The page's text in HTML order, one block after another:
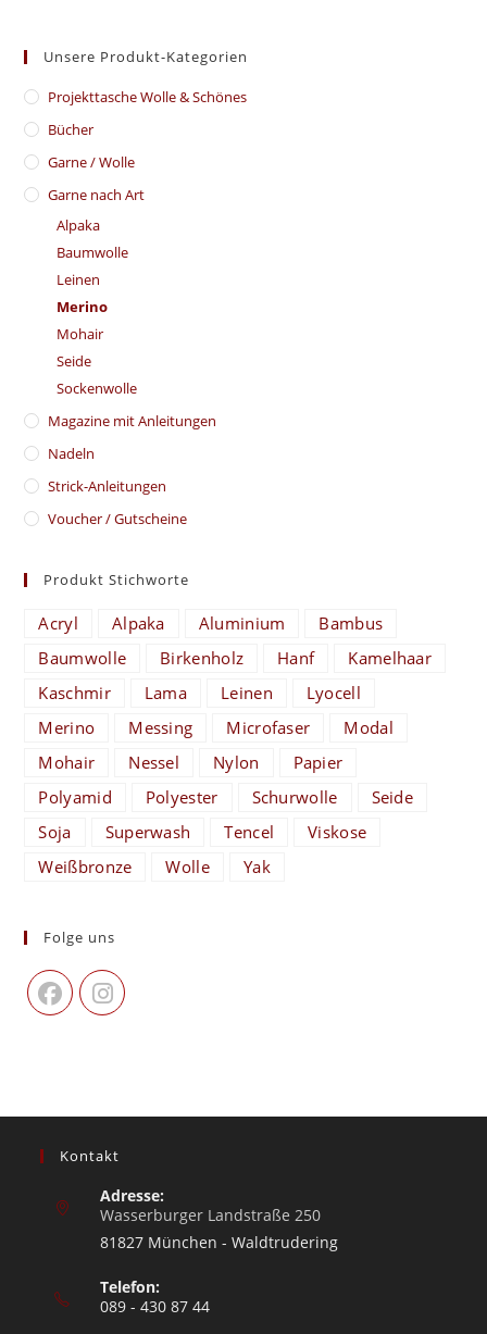
Unsere Produkt-Kategorien
​Projekttasche Wolle & Schönes
Bücher
Garne / Wolle
Garne nach Art
Alpaka
Baumwolle
Leinen
Merino
Mohair
Seide
Sockenwolle
Magazine mit Anleitungen
Nadeln
Strick-Anleitungen
Voucher / Gutscheine
Produkt Stichworte
Acryl Alpaka Aluminium
Bambus
Baumwolle
Birkenholz Hanf
Kamelhaar
Kaschmir
Lama Leinen
Lyocell
Merino
Messing Microfaser
Modal
Mohair
Nessel Nylon
Papier
Polyamid
Polyester Schurwolle
Seide
Soja
Superwash Tencel
Viskose
Weißbronze
Wolle Yak
Folge uns
Kontakt
Adresse:
Wasserburger Landstraße 250
81827 München - Waldtrudering
Telefon:
089 - 430 87 44